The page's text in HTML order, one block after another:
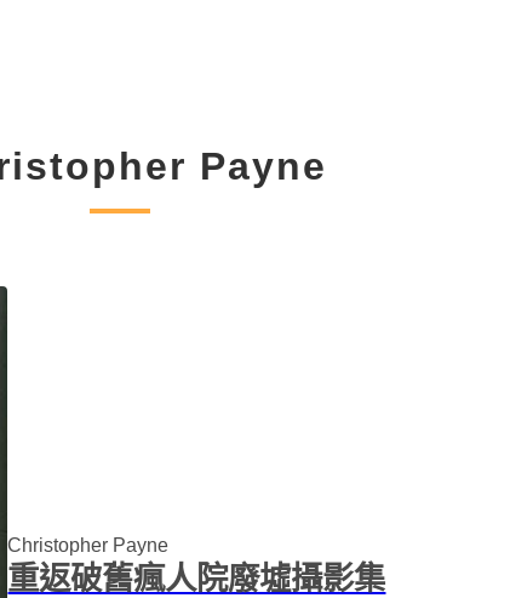
Payne
Christopher Payne
重返破舊瘋人院廢墟攝影集